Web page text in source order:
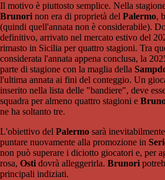
Il motivo è piuttosto semplice. Nella
Brunori non era di proprietà del Palermo,
(quindi quell'annata non è considerabile).
definitivo, arrivato nel mercato estivo del
rimasto in Sicilia per quattro stagioni. Tra
considerata l'annata appena conclusa, la
parte di stagione con la maglia della
l'ultima annata ai fini del conteggio. Un
inserito nella lista delle "bandiere", deve
squadra per almeno quattro stagioni e
ne ha soltanto tre.
L'obiettivo del Palermo sarà
puntare nuovamente alla promozione in
non può superare i diciotto giocatori e, per
rosa, Osti dovrà alleggerirla. Brunori
principali indiziati.